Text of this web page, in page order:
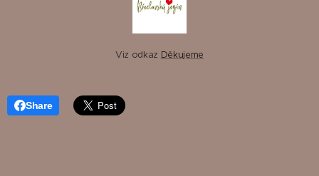
Viz odkaz Děkujeme
Share